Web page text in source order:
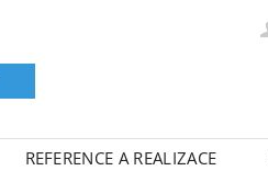
REFERENCE A REALIZACE